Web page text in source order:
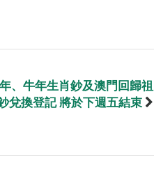
、牛年生肖鈔及澳門回歸祖
兌換登記 將於下週五結束